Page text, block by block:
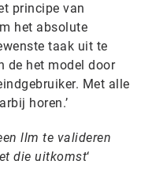
principe van
het absolute
taak uit te
de het model door
Met alle
horen.’
llm te valideren
die uitkomst‘